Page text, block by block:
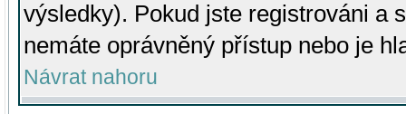
výsledky). Pokud jste registrováni a
nemáte oprávněný přístup nebo je
Návrat nahoru